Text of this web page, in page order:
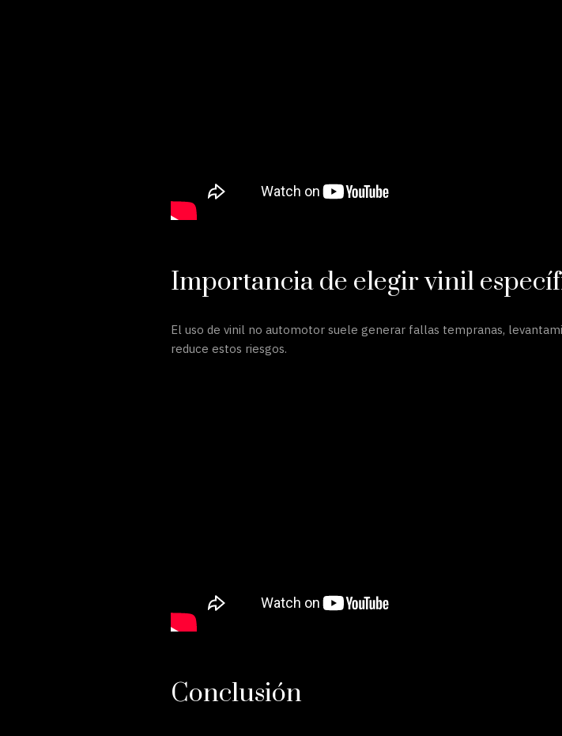
Importancia de elegir vinil
El uso de vinil no automotor suele generar fallas tempranas,
reduce estos riesgos.
Conclusión